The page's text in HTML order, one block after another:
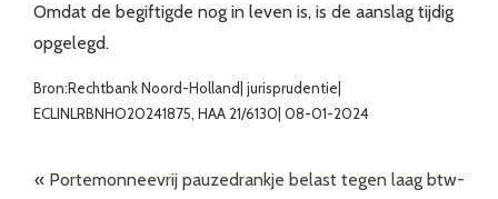
Omdat de begiftigde nog in leven is, is de aanslag tijdig
opgelegd.
Bron:Rechtbank Noord-Holland| jurisprudentie|
ECLINLRBNHO20241875, HAA 21/6130| 08-01-2024
« Portemonneevrij pauzedrankje belast tegen laag btw-